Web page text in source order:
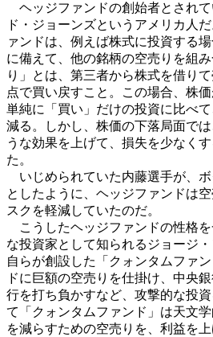
ヘッジファンドの創始者とされ
ド・ジョーンズというアメリカ人
ァンドは、例えば株式に投資する
に備えて、他の銘柄の空売りを組
り」とは、第三者から株式を借り
点で買い戻すこと。この場合、株
単純に「買い」だけの投資に比べ
減る。しかし、株価の下落局面で
うな効果を上げて、損失を少なく
た。
いじめられていた内藤選手が、ボ
としたように、ヘッジファンドは
スクを軽減していたのだ。
こうしたヘッジファンドの性格
な投資家として知られるジョージ
自らが創設した「クォンタムファ
ドに巨額の空売りを仕掛け、中央
行を打ち負かすなど、攻撃的な投
て「クォンタムファンド」は天文
を減らすための空売りを、利益を